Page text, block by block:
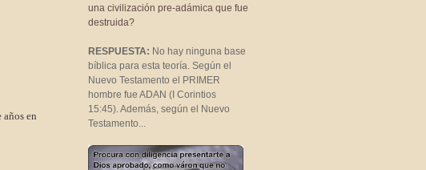
en
una civilización pre-adámica que fue
destruida?
RESPUESTA: No hay ninguna base
bíblica para esta teoría. Según el
Nuevo Testamento el PRIMER
hombre fue ADAN (I Corintios
15:45). Además, según el Nuevo
Testamento...